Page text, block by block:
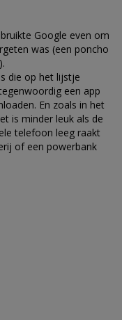
Google even om
was (een poncho
die op het lijstje
een app
En zoals in het
is minder leuk als de
telefoon leeg raakt
of een powerbank